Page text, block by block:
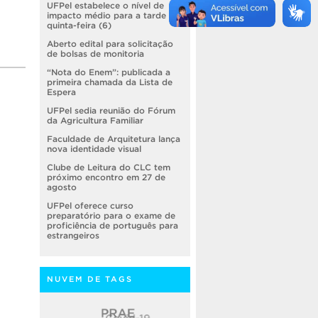
UFPel estabelece o nível de
impacto médio para a tarde de
quinta-feira (6)
Aberto edital para solicitação
de bolsas de monitoria
“Nota do Enem”: publicada a
primeira chamada da Lista de
Espera
UFPel sedia reunião do Fórum
da Agricultura Familiar
Faculdade de Arquitetura lança
nova identidade visual
Clube de Leitura do CLC tem
próximo encontro em 27 de
agosto
UFPel oferece curso
preparatório para o exame de
proficiência de português para
estrangeiros
NUVEM DE TAGS